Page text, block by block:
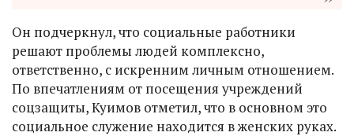
Он подчеркнул, что социальные работники
решают проблемы людей комплексно,
ответственно, с искренним личным отношением.
По впечатлениям от посещения учреждений
соцзащиты, Куимов отметил, что в основном это
социальное служение находится в женских руках.